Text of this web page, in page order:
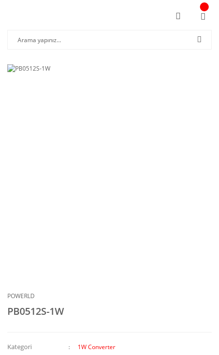
POWERLD
PB0512S-1W
Kategori 1W Converter